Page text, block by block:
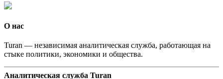
О нас
Turan — независимая аналитическая служба, работающая на
стыке политики, экономики и общества.
Аналитическая служба Turan